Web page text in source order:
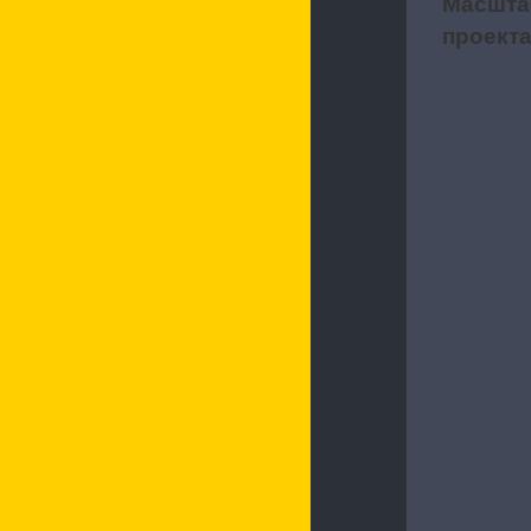
проекта